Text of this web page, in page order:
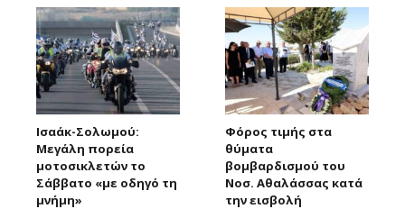
Ισαάκ-Σολωμού:
Μεγάλη πορεία
μοτοσικλετών το
Σάββατο «με οδηγό τη
μνήμη»
Φόρος τιμής στα
θύματα
βομβαρδισμού του
Νοσ. Αθαλάσσας κατά
την εισβολή